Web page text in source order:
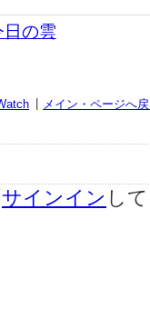
日の雲
メイン・ページへ
サインイン し